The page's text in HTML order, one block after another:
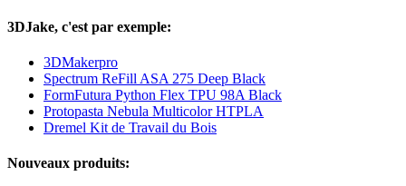
3DJake, c'est par exemple:
3DMakerpro
Spectrum ReFill ASA 275 Deep Black
FormFutura Python Flex TPU 98A Black
Protopasta Nebula Multicolor HTPLA
Dremel Kit de Travail du Bois
Nouveaux produits: